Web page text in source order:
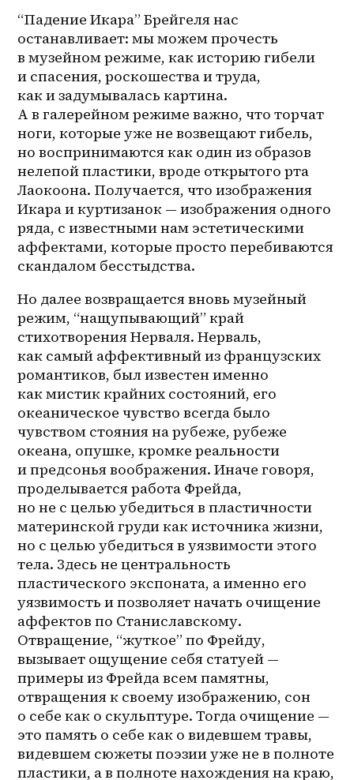
“Падение Икара” Брейгеля нас
останавливает: мы можем прочесть
в музейном режиме, как историю гибели
и спасения, роскошества и труда,
как и задумывалась картина.
А в галерейном режиме важно, что торчат
ноги, которые уже не возвещают гибель,
но воспринимаются как один из образов
нелепой пластики, вроде открытого рта
Лаокоона. Получается, что изображения
Икара и куртизанок — изображения одного
ряда, с известными нам эстетическими
аффектами, которые просто перебиваются
скандалом бесстыдства.
Но далее возвращается вновь музейный
режим, “нащупывающий” край
стихотворения Нерваля. Нерваль,
как самый аффективный из французских
романтиков, был известен именно
как мистик крайних состояний, его
океаническое чувство всегда было
чувством стояния на рубеже, рубеже
океана, опушке, кромке реальности
и предсонья воображения. Иначе говоря,
проделывается работа Фрейда,
но не с целью убедиться в пластичности
материнской груди как источника жизни,
но с целью убедиться в уязвимости этого
тела. Здесь не центральность
пластического экспоната, а именно его
уязвимость и позволяет начать очищение
аффектов по Станиславскому.
Отвращение, “жуткое” по Фрейду,
вызывает ощущение себя статуей —
примеры из Фрейда всем памятны,
отвращения к своему изображению, сон
о себе как о скульптуре. Тогда очищение —
это память о себе как о видевшем травы,
видевшем сюжеты поэзии уже не в полноте
пластики, а в полноте нахождения на краю,